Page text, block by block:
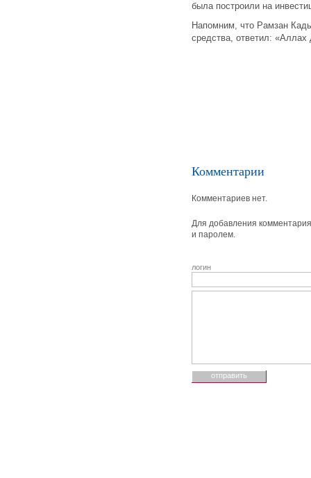
была построили на
Напомним, что Рамзан
средства, ответил: «Аллах
Комментарии
Комментариев нет.
Для добавления
и паролем.
логин